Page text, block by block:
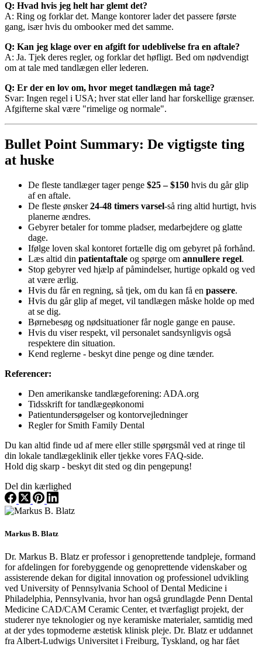
Q: Hvad hvis jeg helt har glemt det?
A: Ring og forklar det. Mange kontorer lader det passere første
gang, især hvis du ombooker med det samme.
Q: Kan jeg klage over en afgift for udeblivelse fra en aftale?
A: Ja. Tjek deres regler, og forklar det høfligt. Bed om nødvendigt
om at tale med tandlægen eller lederen.
Q: Er der en lov om, hvor meget tandlægen må tage?
Svar: Ingen regel i USA; hver stat eller land har forskellige grænser.
Afgifterne skal være "rimelige og normale".
Bullet Point Summary: De vigtigste ting
at huske
De fleste tandlæger tager penge $25 – $150 hvis du går glip
af en aftale.
De fleste ønsker24-48 timers varsel-så ring altid hurtigt, hvis
planerne ændres.
Gebyrer betaler for tomme pladser, medarbejdere og glatte
dage.
Ifølge loven skal kontoret fortælle dig om gebyret på forhånd.
Læs altid din patientaftale og spørge om annullere regel.
Stop gebyrer ved hjælp af påmindelser, hurtige opkald og ved
at være ærlig.
Hvis du får en regning, så tjek, om du kan få en passere.
Hvis du går glip af meget, vil tandlægen måske holde op med
at se dig.
Børnebesøg og nødsituationer får nogle gange en pause.
Hvis du viser respekt, vil personalet sandsynligvis også
respektere din situation.
Kend reglerne - beskyt dine penge og dine tænder.
Referencer:
Den amerikanske tandlægeforening: ADA.org
Tidsskrift for tandlægeøkonomi
Patientundersøgelser og kontorvejledninger
Regler for Smith Family Dental
Du kan altid finde ud af mere eller stille spørgsmål ved at ringe til
din lokale tandlægeklinik eller tjekke vores FAQ-side.
Hold dig skarp - beskyt dit sted og din pengepung!
Del din kærlighed
Markus B. Blatz
Dr. Markus B. Blatz er professor i genoprettende tandpleje, formand
for afdelingen for forebyggende og genoprettende videnskaber og
assisterende dekan for digital innovation og professionel udvikling
ved University of Pennsylvania School of Dental Medicine i
Philadelphia, Pennsylvania, hvor han også grundlagde Penn Dental
Medicine CAD/CAM Ceramic Center, et tværfagligt projekt, der
studerer nye teknologier og nye keramiske materialer, samtidig med
at der ydes topmoderne æstetisk klinisk pleje. Dr. Blatz er uddannet
fra Albert-Ludwigs Universitet i Freiburg, Tyskland, og har fået